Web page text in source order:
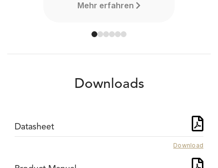
Mehr erfahren
Downloads
Datasheet
Download